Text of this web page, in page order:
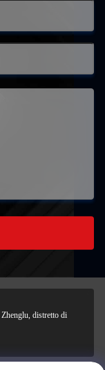
distretto di